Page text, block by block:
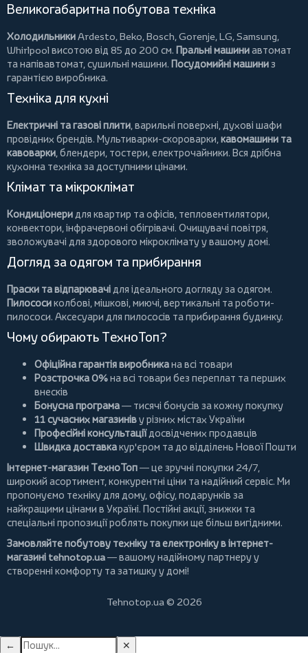
Великогабаритна побутова техніка
ХолодильникиArdesto,Beko,Bosch,Gorenje,LG,Samsung,
Whirlpool висотою від 85 до 200 см. Пральні машиниавтомат
та напівавтомат,сушильні машини. Посудомийні машиниз
гарантією виробника.
Техніка для кухні
Електричні та газові плити, варильні поверхні, духові шафи
провідних брендів. Мультиварки-скороварки,кавомашини та
кавоварки,блендери, тостери,електрочайники. Вся дрібна
кухонна техніка за доступними цінами.
Клімат та мікроклімат
Кондиціонеридля квартир та офісів, тепловентилятори,
конвектори,інфрачервоні обігрівачі. Очищувачі повітря,
зволожувачі для здорового мікроклімату у вашому домі.
Догляд за одягом та прибирання
Праски та відпарювачідля ідеального догляду за одягом.
Пилососиколбові,мішкові,миючі,вертикальні тароботи-
пилососи. Аксесуари для пилососів та прибирання будинку.
Чому обирають ТехноТоп?
Офіційна гарантія виробникана всі товари
Розстрочка 0%на всі товари без переплат та перших
внесків
Бонусна програма— тисячі бонусів за кожну покупку
11 сучасних магазиніву різних містах України
Професійні консультаціїдосвідчених продавців
Швидка доставкакур'єром та до відділень Нової Пошти
Інтернет-магазин ТехноТоп— це зручні покупки 24/7,
широкий асортимент, конкурентні ціни та надійний сервіс. Ми
пропонуємо техніку для дому, офісу, подарунків за
найкращими цінами в Україні. Постійні акції, знижки та
спеціальні пропозиції роблять покупки ще більш вигідними.
Замовляйте побутову техніку та електроніку в інтернет-
магазині tehnotop.ua— вашому надійному партнеру у
створенні комфорту та затишку у домі!
Tehnotop.ua © 2026
← ✕